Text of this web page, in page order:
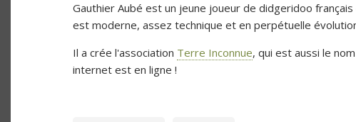
Gauthier Aubé est un jeune joueur de didgeridoo
est moderne, assez technique et en perpétuelle
Il a crée l'association Terre Inconnue, qui est aussi le
internet est en ligne !